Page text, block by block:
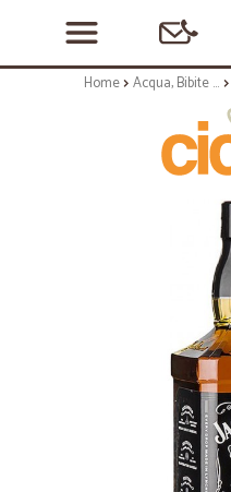
Home Acqua, Bibite e Alcolici